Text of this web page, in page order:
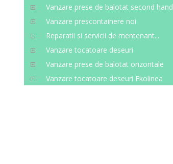
Vanzare prese de balotat second hand
Vanzare prescontainere noi
Reparatii si servicii de mentenant...
Vanzare tocatoare deseuri
Vanzare prese de balotat orizontale
Vanzare tocatoare deseuri Ekolinea